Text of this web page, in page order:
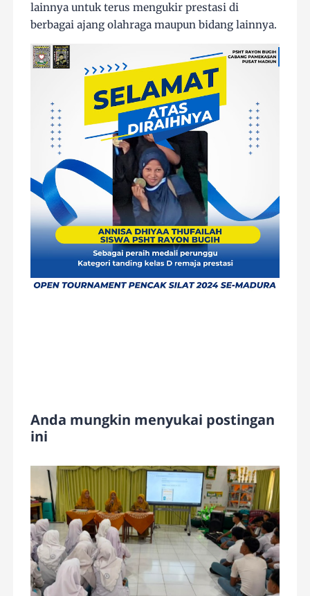
lainnya untuk terus mengukir prestasi di
berbagai ajang olahraga maupun bidang lainnya.
Anda mungkin menyukai postingan
ini